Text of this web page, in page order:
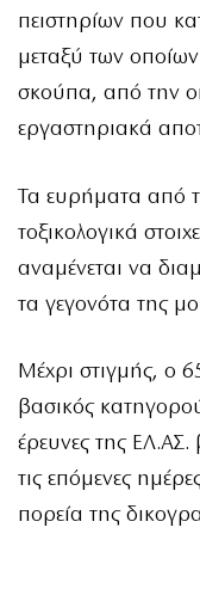
πειστηρίων που
μεταξύ των
σκούπα, από την
εργαστηριακά
Τα ευρήματα από
τοξικολογικά
αναμένεται να
τα γεγονότα της
Μέχρι στιγμής, ο
βασικός
έρευνες της ΕΛ.ΑΣ.
τις επόμενες
πορεία της